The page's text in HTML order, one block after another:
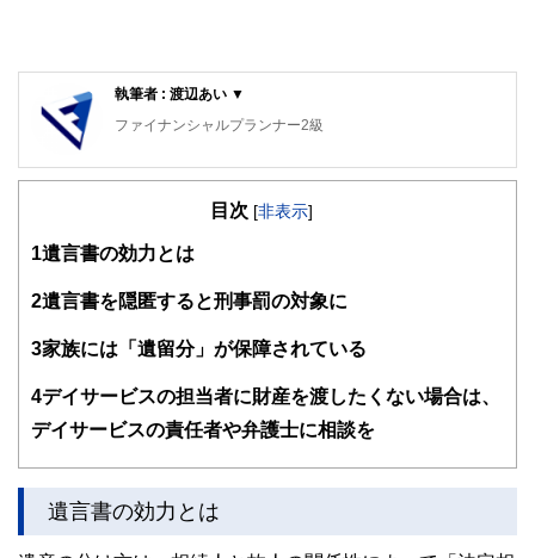
執筆者 : 渡辺あい ▼
ファイナンシャルプランナー2級
目次 [非表示]
1 遺言書の効力とは
2遺言書を隠匿すると刑事罰の対象に
3家族には「遺留分」が保障されている
4デイサービスの担当者に財産を渡したくない場合は、
デイサービスの責任者や弁護士に相談を
遺言書の効力とは